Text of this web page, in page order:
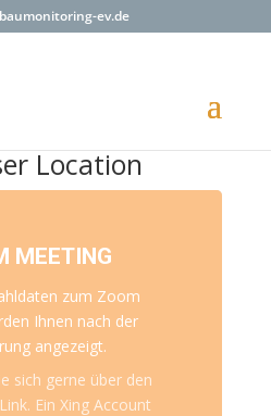
ev.de
Location
MEETING
zum Zoom
Ihnen nach der
angezeigt.
sich gerne über den
Ein Xing Account